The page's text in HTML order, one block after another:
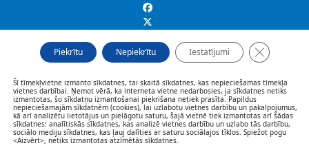
Šī tīmekļvietne izmanto sīkdatnes, tai skaitā sīkdatnes, kas nepieciešamas tīmekļa
vietnes darbībai. Ņemot vērā, ka interneta vietne nedarbosies, ja sīkdatnes netiks
izmantotas, šo sīkdatņu izmantošanai piekrišana netiek prasīta. Papildus
nepieciešamajām sīkdatnēm (cookies), lai uzlabotu vietnes darbību un pakalpojumus,
kā arī analizētu lietotājus un pielāgotu saturu, šajā vietnē tiek izmantotas arī šādas
sīkdatnes: analītiskās sīkdatnes, kas analizē vietnes darbību un uzlabo tās darbību,
sociālo mediju sīkdatnes, kas ļauj dalīties ar saturu sociālajos tīklos. Spiežot pogu
<Aizvērt>, netiks izmantotas atzīmētās sīkdatnes.
Piekrītu Nepiekrītu Iestatījumi Close